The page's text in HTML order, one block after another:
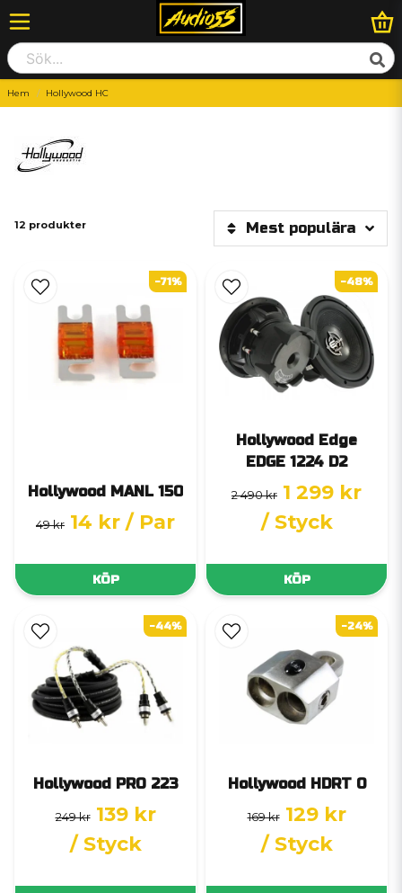
Hem Hollywood HC
12 produkter Mest populära
Hollywood MANL 150
49 kr 14 kr / Par
KÖP
-71%
Hollywood Edge
EDGE 1224 D2
2 490 kr 1 299 kr
/ Styck
KÖP
-48%
Hollywood PRO 223
249 kr 139 kr
/ Styck
-44%
Hollywood HDRT 0
169 kr 129 kr
/ Styck
-24%